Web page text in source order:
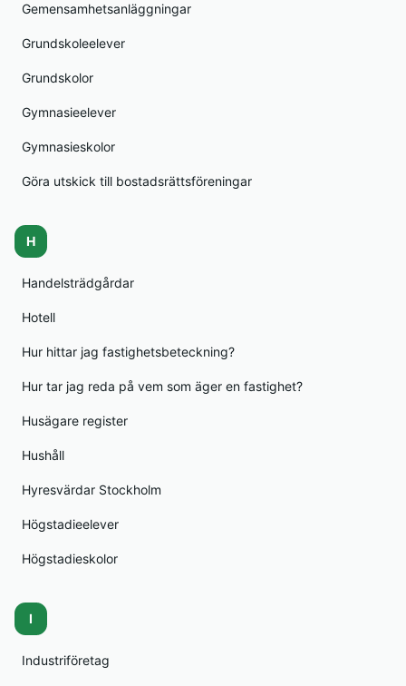
Gemensamhetsanläggningar
Grundskoleelever
Grundskolor
Gymnasieelever
Gymnasieskolor
Göra utskick till bostadsrättsföreningar
H
Handelsträdgårdar
Hotell
Hur hittar jag fastighetsbeteckning?
Hur tar jag reda på vem som äger en fastighet?
Husägare register
Hushåll
Hyresvärdar Stockholm
Högstadieelever
Högstadieskolor
I
Industriföretag